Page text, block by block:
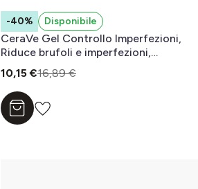
-40% Disponibile
CeraVe Gel Controllo Imperfezioni,
Riduce brufoli e imperfezioni,
migliorando l’aspetto dei pori 40 ml
10,15 €16,89 €
Aggiungi al carrello